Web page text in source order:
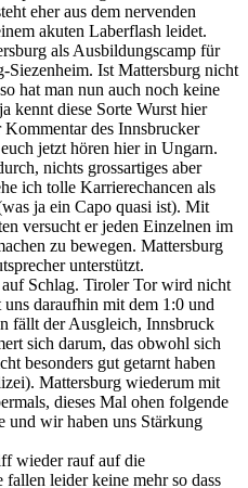
eher aus dem nervenden
akuten Laberflash leidet.
als Ausbildungscamp für
Siezenheim. Ist Mattersburg nicht
hat man nun auch noch keine
kennt diese Sorte Wurst hier
des Innsbrucker
jetzt hören hier in Ungarn.
nichts grossartiges aber
ich tolle Karrierechancen als
ja ein Capo quasi ist). Mit
versucht er jeden Einzelnen im
zu bewegen. Mattersburg
unterstützt.
Schlag. Tiroler Tor wird nicht
daraufhin mit dem 1:0 und
fällt der Ausgleich, Innsbruck
sich darum, das obwohl sich
besonders gut getarnt haben
Mattersburg wiederum mit
dieses Mal ohen folgende
und wir haben uns Stärkung
wieder rauf auf die
leider keine mehr so dass